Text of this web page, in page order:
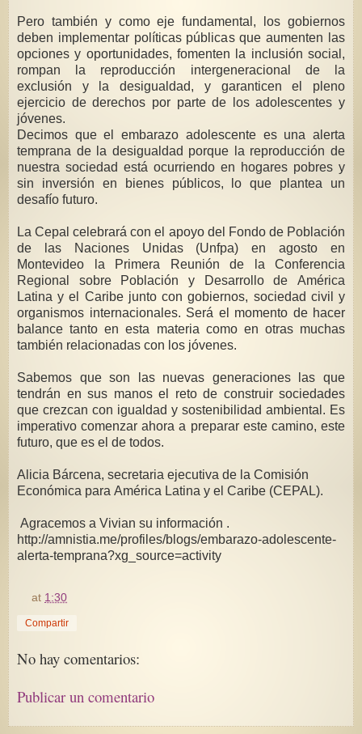
Pero también y como eje fundamental, los gobiernos
deben implementar políticas públicas que aumenten las
opciones y oportunidades, fomenten la inclusión social,
rompan la reproducción intergeneracional de la
exclusión y la desigualdad, y garanticen el pleno
ejercicio de derechos por parte de los adolescentes y
jóvenes.
Decimos que el embarazo adolescente es una alerta
temprana de la desigualdad porque la reproducción de
nuestra sociedad está ocurriendo en hogares pobres y
sin inversión en bienes públicos, lo que plantea un
desafío futuro.
La Cepal celebrará con el apoyo del Fondo de Población
de las Naciones Unidas (Unfpa) en agosto en
Montevideo la Primera Reunión de la Conferencia
Regional sobre Población y Desarrollo de América
Latina y el Caribe junto con gobiernos, sociedad civil y
organismos internacionales. Será el momento de hacer
balance tanto en esta materia como en otras muchas
también relacionadas con los jóvenes.
Sabemos que son las nuevas generaciones las que
tendrán en sus manos el reto de construir sociedades
que crezcan con igualdad y sostenibilidad ambiental. Es
imperativo comenzar ahora a preparar este camino, este
futuro, que es el de todos.
Alicia Bárcena, secretaria ejecutiva de la Comisión
Económica para América Latina y el Caribe (CEPAL).
Agracemos a Vivian su información .
http://amnistia.me/profiles/blogs/embarazo-adolescente-
alerta-temprana?xg_source=activity
at 1:30
Compartir
No hay comentarios:
Publicar un comentario